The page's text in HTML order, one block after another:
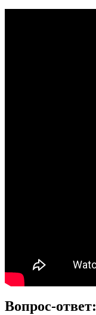
Вопрос-ответ: